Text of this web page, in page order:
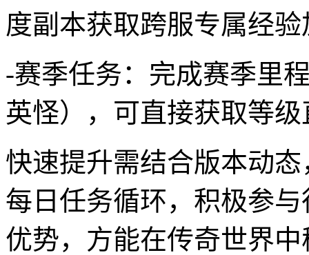
度副本获取跨服专属经
-赛季任务：完成赛季里
英怪），可直接获取等
快速提升需结合版本动
每日任务循环，积极参
优势，方能在传奇世界